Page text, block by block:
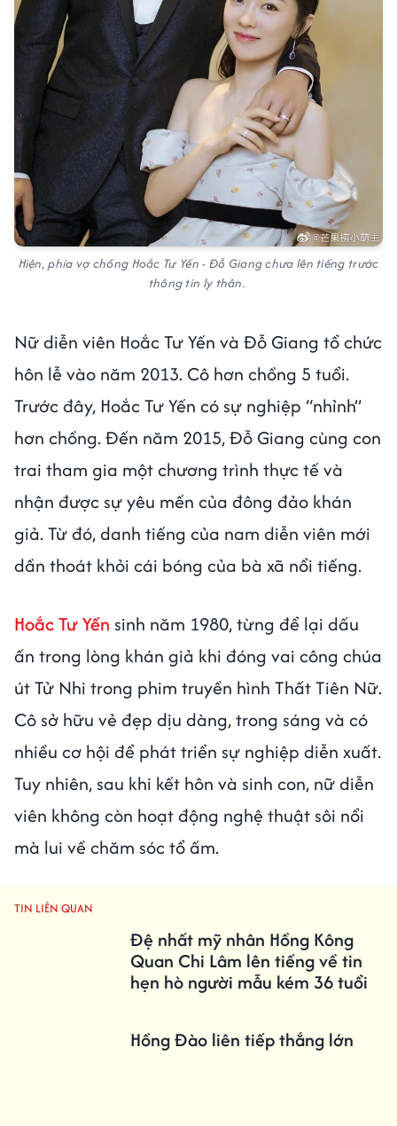
Hiện, phía vợ chồng Hoắc Tư Yến - Đỗ Giang chưa lên tiếng trước
thông tin ly thân.
Nữ diễn viên Hoắc Tư Yến và Đỗ Giang tổ chức
hôn lễ vào năm 2013. Cô hơn chồng 5 tuổi.
Trước đây, Hoắc Tư Yến có sự nghiệp “nhỉnh”
hơn chồng. Đến năm 2015, Đỗ Giang cùng con
trai tham gia một chương trình thực tế và
nhận được sự yêu mến của đông đảo khán
giả. Từ đó, danh tiếng của nam diễn viên mới
dần thoát khỏi cái bóng của bà xã nổi tiếng.
Hoắc Tư Yến sinh năm 1980, từng để lại dấu
ấn trong lòng khán giả khi đóng vai công chúa
út Tử Nhi trong phim truyền hình Thất Tiên Nữ.
Cô sở hữu vẻ đẹp dịu dàng, trong sáng và có
nhiều cơ hội để phát triển sự nghiệp diễn xuất.
Tuy nhiên, sau khi kết hôn và sinh con, nữ diễn
viên không còn hoạt động nghệ thuật sôi nổi
mà lui về chăm sóc tổ ấm.
TIN LIÊN QUAN
Đệ nhất mỹ nhân Hồng Kông
Quan Chi Lâm lên tiếng về tin
hẹn hò người mẫu kém 36 tuổi
Hồng Đào liên tiếp thắng lớn